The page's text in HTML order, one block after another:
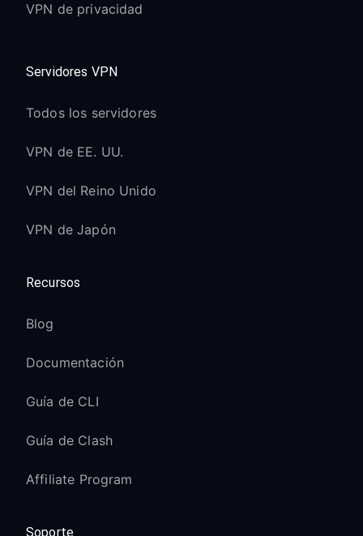
VPN de privacidad
Servidores VPN
Todos los servidores
VPN de EE. UU.
VPN del Reino Unido
VPN de Japón
Recursos
Blog
Documentación
Guía de CLI
Guía de Clash
Affiliate Program
Soporte